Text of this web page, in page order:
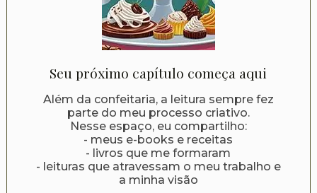
Seu próximo capítulo começa aqui
Além da confeitaria, a leitura sempre fez
parte do meu processo criativo.
Nesse espaço, eu compartilho:
- meus e-books e receitas
- livros que me formaram
- leituras que atravessam o meu trabalho e
a minha visão